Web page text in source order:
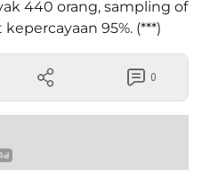
440 orang, sampling of
95%. (***)
0